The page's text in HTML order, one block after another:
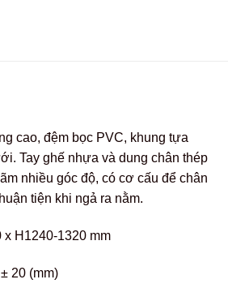
cao, đệm bọc PVC, khung tựa
Tay ghế nhựa và dung chân thép
nhiều góc độ, có cơ cấu để chân
tiện khi ngả ra nằm.
x H1240-1320 mm
20 (mm)